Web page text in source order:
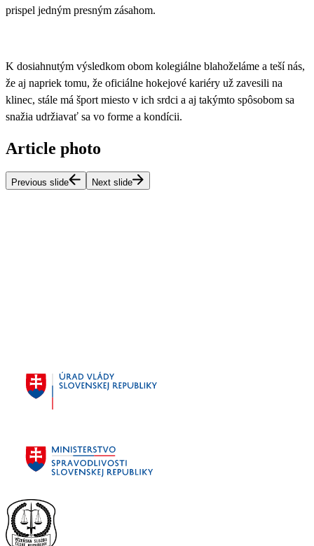
prispel jedným presným zásahom.
K dosiahnutým výsledkom obom kolegiálne blahoželáme a teší nás,
že aj napriek tomu, že oficiálne hokejové kariéry už zavesili na
klinec, stále má šport miesto v ich srdci a aj takýmto spôsobom sa
snažia udržiavať sa vo forme a kondícii.
Article photo
Previous slide Next slide